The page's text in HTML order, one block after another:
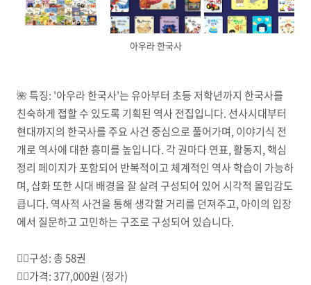
아우라 한국사
🌺특징: '아우라 한국사'는 유아부터 초등 저학년까지 한국사를
친숙하게 접할 수 있도록 기획된 역사 전집입니다. 선사시대부터
현대까지의 한국사를 주요 사건 중심으로 풀어가며, 이야기식 전
개로 역사에 대한 흥미를 높입니다. 각 권마다 연표, 활동지, 핵심
정리 페이지가 포함되어 반복적이고 체계적인 역사 학습이 가능하
며, 삽화 또한 시대 배경을 잘 살려 구성되어 있어 시각적 몰입감도
큽니다. 역사적 사건을 통해 생각할 거리를 던져주고, 아이의 입장
에서 질문하고 고민하는 구조로 구성되어 있습니다.
☝🏼구성: 총 58권
✌🏼가격: 377,000원 (정가)